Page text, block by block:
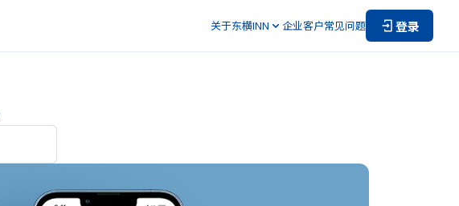
关于东横INN 企业客户常见问题 登录